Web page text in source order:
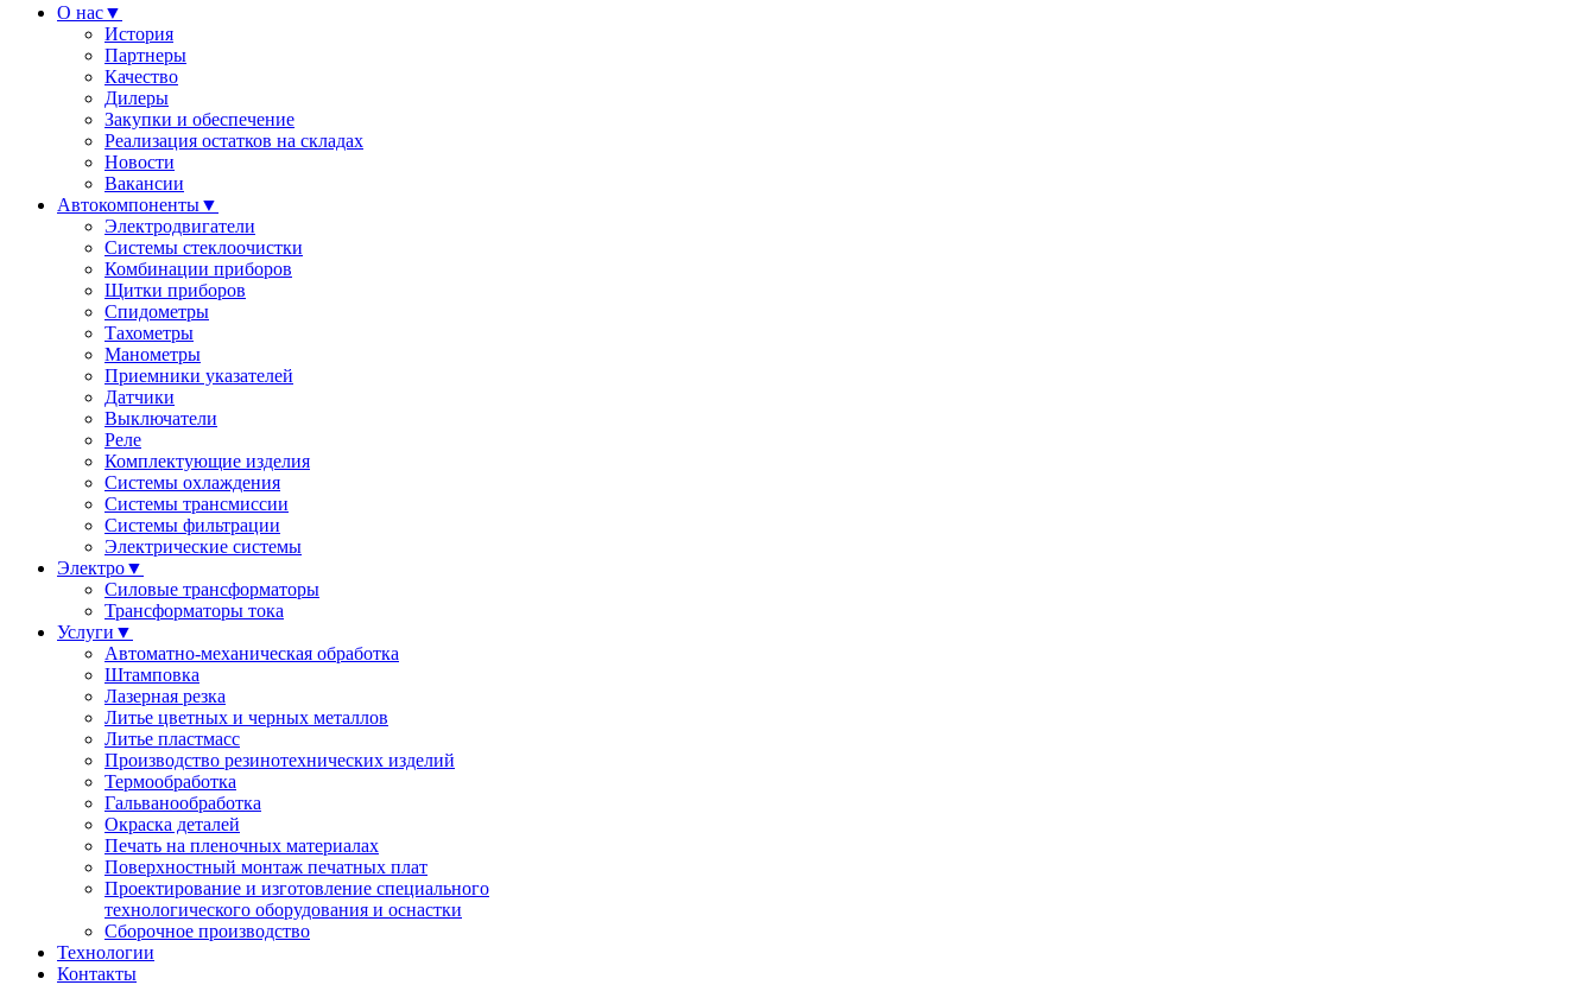
О нас▼
История
Партнеры
Качество
Дилеры
Закупки и обеспечение
Реализация остатков на складах
Новости
Вакансии
Автокомпоненты▼
Электродвигатели
Системы стеклоочистки
Комбинации приборов
Щитки приборов
Спидометры
Тахометры
Манометры
Приемники указателей
Датчики
Выключатели
Реле
Комплектующие изделия
Системы охлаждения
Системы трансмиссии
Системы фильтрации
Электрические системы
Электро▼
Силовые трансформаторы
Трансформаторы тока
Услуги ▼
Автоматно-механическая обработка
Штамповка
Лазерная резка
Литье цветных и черных металлов
Литье пластмасс
Производство резинотехнических изделий
Термообработка
Гальванообработка
Окраска деталей
Печать на пленочных материалах
Поверхностный монтаж печатных плат
Проектирование и изготовление специального
технологического оборудования и оснастки
Сборочное производство
Технологии
Контакты